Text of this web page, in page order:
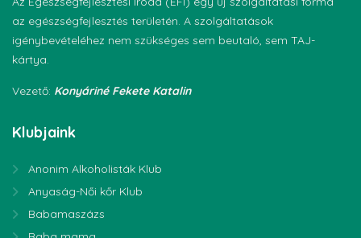
az egészségfejlesztés területén. A szolgáltatások
igénybevételéhez nem szükséges sem beutaló, sem TAJ-
kártya.
Vezető: Konyáriné Fekete Katalin
Klubjaink
Anonim Alkoholisták Klub
Anyaság-Női kőr Klub
Babamaszázs